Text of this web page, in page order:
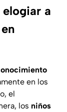
a
en los
el
los niños